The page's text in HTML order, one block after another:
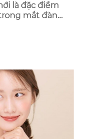
là đặc điểm
mắt đàn